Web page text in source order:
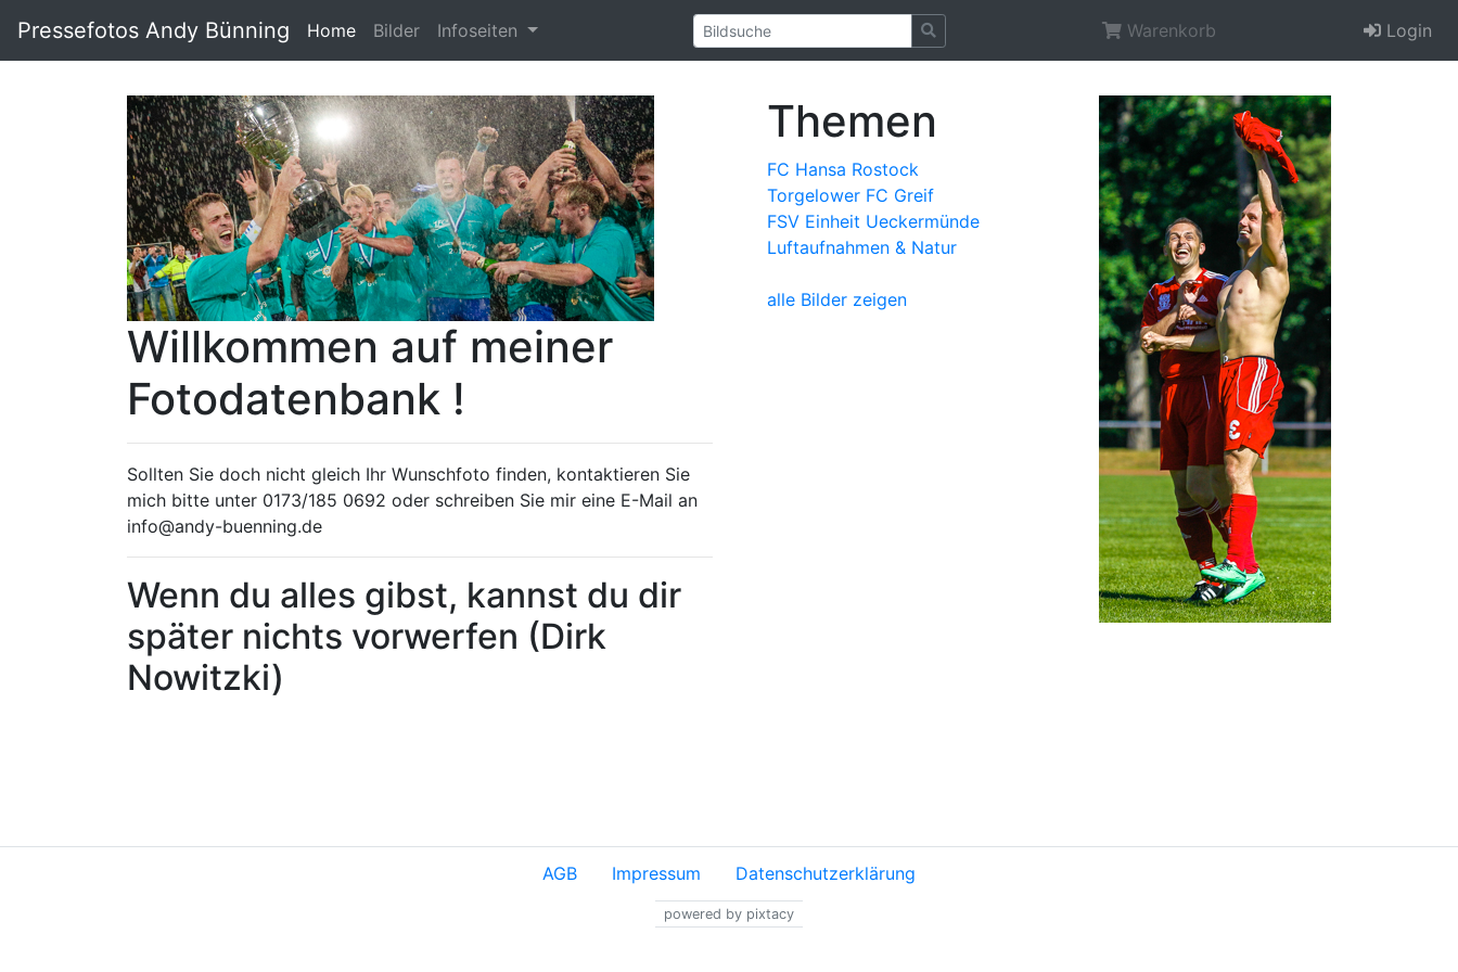
Pressefotos Andy Bünning Home Bilder Infoseiten Warenkorb Login
Willkommen auf meiner
Fotodatenbank !
Sollten Sie doch nicht gleich Ihr Wunschfoto finden, kontaktieren Sie
mich bitte unter 0173/185 0692 oder schreiben Sie mir eine E-Mail an
info@andy-buenning.de
Wenn du alles gibst, kannst du dir
später nichts vorwerfen (Dirk
Nowitzki)
Themen
FC Hansa Rostock
Torgelower FC Greif
FSV Einheit Ueckermünde
Luftaufnahmen & Natur
alle Bilder zeigen
AGB Impressum Datenschutzerklärung
powered by pixtacy